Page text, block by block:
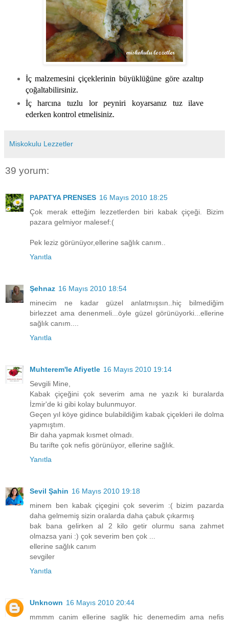
İç malzemesini çiçeklerinin büyüklüğüne göre azaltıp
çoğaltabilirsiniz.
İç harcına tuzlu lor peyniri koyarsanız tuz ilave
ederken kontrol etmelisiniz.
Miskokulu Lezzetler
39 yorum:
PAPATYA PRENSES 16 Mayıs 2010 18:25
Çok merak etteğim lezzetlerden biri kabak çiçeği. Bizim
pazara gelmiyor malesef:(
Pek leziz görünüyor,ellerine sağlık canım..
Yanıtla
Şehnaz 16 Mayıs 2010 18:54
minecim ne kadar güzel anlatmışsın..hiç bilmediğim
birlezzet ama denenmeli...öyle güzel görünüyorki...ellerine
sağlık canım....
Yanıtla
Muhterem'le Afiyetle 16 Mayıs 2010 19:14
Sevgili Mine,
Kabak çiçeğini çok severim ama ne yazık ki buralarda
İzmir'de ki gibi kolay bulunmuyor.
Geçen yıl köye gidince bulabildiğim kabak çiçekleri ile dolma
yapmıştım.
Bir daha yapmak kısmet olmadı.
Bu tarifte çok nefis görünüyor, ellerine sağlık.
Yanıtla
Sevil Şahin 16 Mayıs 2010 19:18
minem ben kabak çiçegini çok severim :( bizim pazarda
daha gelmemiş sizin oralarda daha çabuk çıkarmış
bak bana gelirken al 2 kilo getir olurmu sana zahmet
olmazsa yani :) çok severim ben çok ...
ellerine sağlık canım
sevgiler
Yanıtla
Unknown 16 Mayıs 2010 20:44
mmmm canim ellerine saglik hic denemedim ama nefis